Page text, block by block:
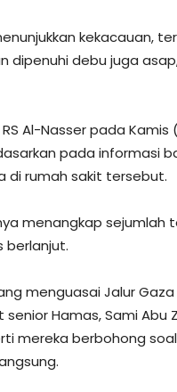
kekacauan,
dipenuhi debu juga
Al-Nasser pada Kamis
pada informasi
di rumah sakit tersebut.
menangkap sejumlah
berlanjut.
menguasai Jalur
Hamas, Sami Abu
mereka berbohong